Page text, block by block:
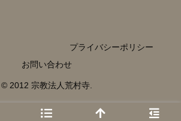
プライバシーポリシー
お問い合わせ
© 2012 宗教法人荒村寺.